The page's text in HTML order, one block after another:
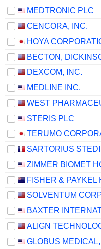
MEDTRONIC PLC
CENCORA, INC.
HOYA
DEXCOM, INC.
MEDLINE INC.
STERIS PLC
TERUMO
ALIGN
GLOBUS